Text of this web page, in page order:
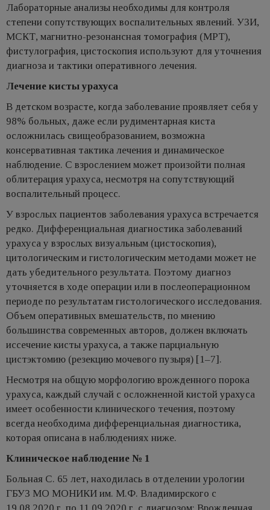
Лабораторные анализы необходимы для контроля
степени сопутствующих воспалительных явлений. УЗИ,
МСКТ, магнитно-резонансная томография (МРТ),
фистулография, цистоскопия используют для уточнения
диагноза и тактики оперативного лечения.
Лечение кисты урахуса
В детском возрасте, когда заболевание проявляет себя у
98% больных, даже если рудиментарная киста
осложнилась свищеобразованием, возможна
консервативная тактика лечения и динамическое
наблюдение. С взрослением может произойти полная
облитерация урахуса, несмотря на сопутствующий
воспалительный процесс.
У взрослых пациентов заболевания урахуса встречается
редко. Дифференциальная диагностика заболеваний
урахуса у взрослых визуальным (цистоскопия),
цитологическим и гистологическим методами может не
дать убедительного результата. Поэтому диагноз
уточняется в ходе операции или в послеоперационном
периоде по результатам гистологического исследования.
Объем оперативных вмешательств, по мнению
большинства современных авторов, должен включать
иссечение кисты урахуса, а также парциальную
цистэктомию (резекцию мочевого пузыря) [1–7].
Несмотря на общую морфологию врожденного порока
урахуса, каждый случай с осложненной кистой урахуса
имеет особенности клинического течения, поэтому
всегда необходима дифференциальная диагностика,
которая описана в наблюдениях ниже.
Клиническое наблюдение № 1
Больная С. 65 лет, находилась в отделении урологии
ГБУЗ МО МОНИКИ им. М.Ф. Владимирского с